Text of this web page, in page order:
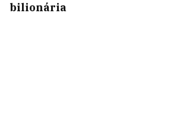
bilionária